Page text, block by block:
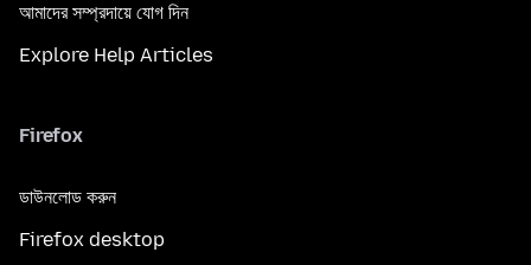
আমাদের সম্প্রদায়ে যোগ দিন
Explore Help Articles
Firefox
ডাউনলোড করুন
Firefox desktop